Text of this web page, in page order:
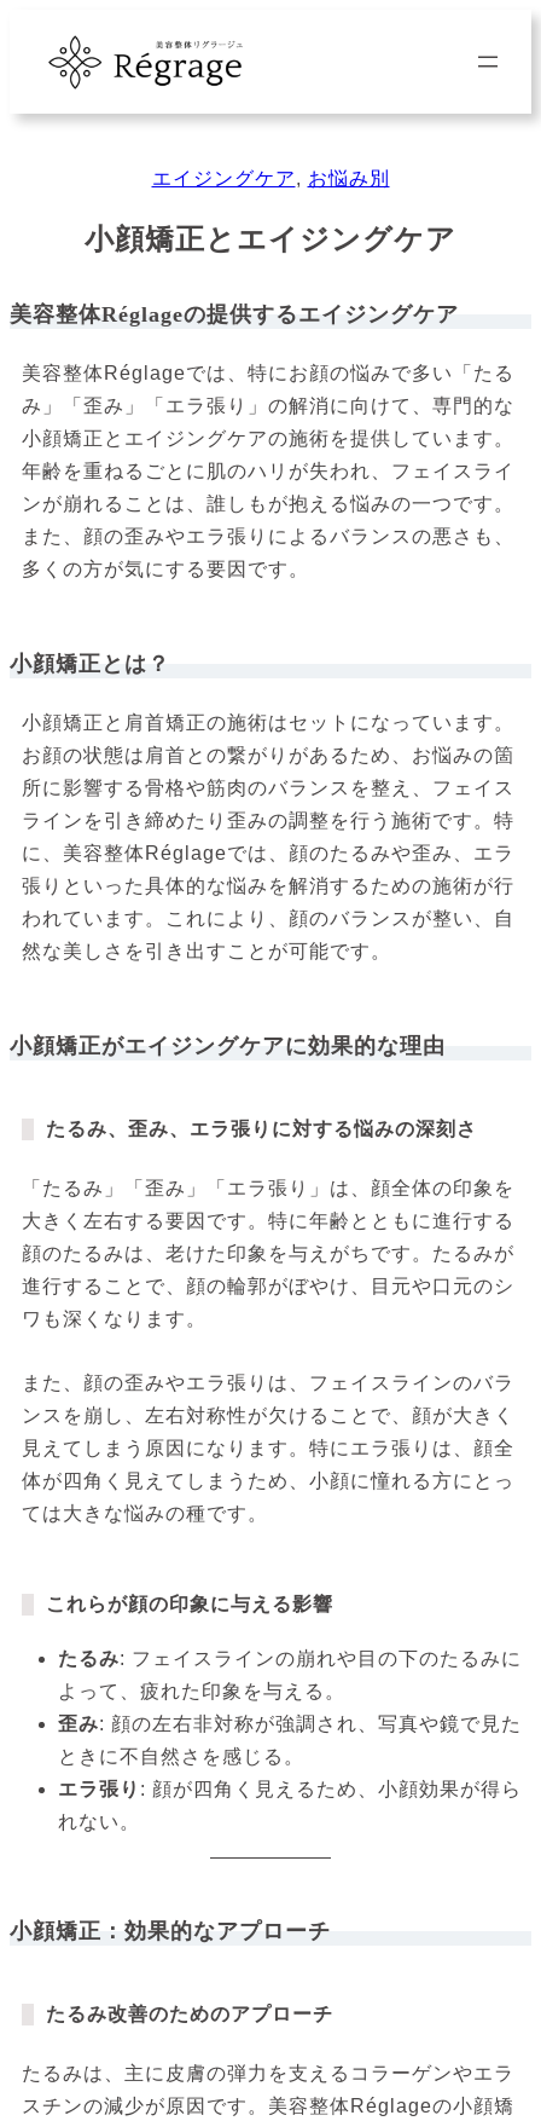
ス
エイジングケア, お悩み別
小顔矯正とエイジングケア
美容整体Réglageの提供するエイジングケア
美容整体Réglageでは、特にお顔の悩みで多い「たる
み」「歪み」「エラ張り」の解消に向けて、専門的な
小顔矯正とエイジングケアの施術を提供しています。
年齢を重ねるごとに肌のハリが失われ、フェイスライ
ンが崩れることは、誰しもが抱える悩みの一つです。
また、顔の歪みやエラ張りによるバランスの悪さも、
多くの方が気にする要因です。
小顔矯正とは？
小顔矯正と肩首矯正の施術はセットになっています。
お顔の状態は肩首との繋がりがあるため、お悩みの箇
所に影響する骨格や筋肉のバランスを整え、フェイス
ラインを引き締めたり歪みの調整を行う施術です。特
に、美容整体Réglageでは、顔のたるみや歪み、エラ
張りといった具体的な悩みを解消するための施術が行
われています。これにより、顔のバランスが整い、自
然な美しさを引き出すことが可能です。
小顔矯正がエイジングケアに効果的な理由
たるみ、歪み、エラ張りに対する悩みの深刻さ
「たるみ」「歪み」「エラ張り」は、顔全体の印象を
大きく左右する要因です。特に年齢とともに進行する
顔のたるみは、老けた印象を与えがちです。たるみが
進行することで、顔の輪郭がぼやけ、目元や口元のシ
ワも深くなります。
また、顔の歪みやエラ張りは、フェイスラインのバラ
ンスを崩し、左右対称性が欠けることで、顔が大きく
見えてしまう原因になります。特にエラ張りは、顔全
体が四角く見えてしまうため、小顔に憧れる方にとっ
ては大きな悩みの種です。
これらが顔の印象に与える影響
たるみ: フェイスラインの崩れや目の下のたるみに
よって、疲れた印象を与える。
歪み: 顔の左右非対称が強調され、写真や鏡で見た
ときに不自然さを感じる。
エラ張り : 顔が四角く見えるため、小顔効果が得ら
れない。
小顔矯正：効果的なアプローチ
たるみ改善のためのアプローチ
たるみは、主に皮膚の弾力を支えるコラーゲンやエラ
スチンの減少が原因です。美容整体Réglageの小顔矯